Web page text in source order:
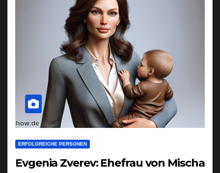
ERFOLGREICHE PERSONEN
Evgenia Zverev: Ehefrau von Mischa